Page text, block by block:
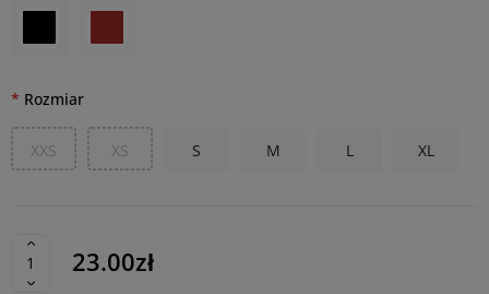
Rozmiar
XXS XS S M L XL
23.00zł